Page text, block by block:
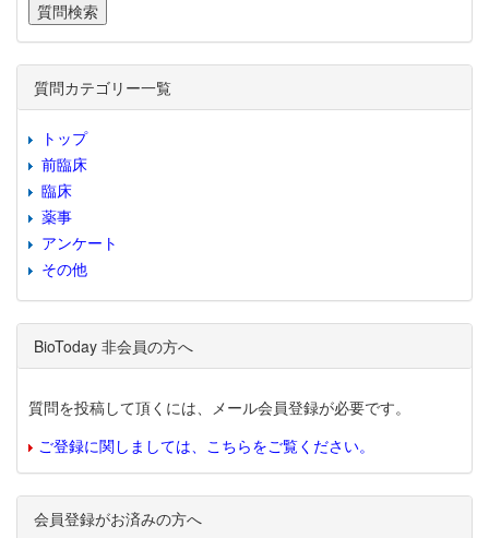
質問カテゴリー一覧
トップ
前臨床
臨床
薬事
アンケート
その他
BioToday 非会員の方へ
質問を投稿して頂くには、メール会員登録が必要です。
ご登録に関しましては、こちらをご覧ください。
会員登録がお済みの方へ